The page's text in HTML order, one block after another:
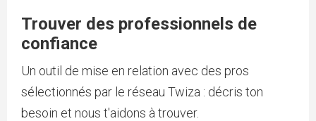
Trouver des professionnels de
confiance
Un outil de mise en relation avec des pros
sélectionnés par le réseau Twiza : décris ton
besoin et nous t'aidons à trouver.